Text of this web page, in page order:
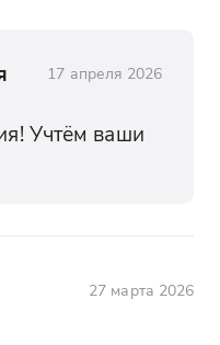
17 апреля 2026
Учтём ваши
27 марта 2026